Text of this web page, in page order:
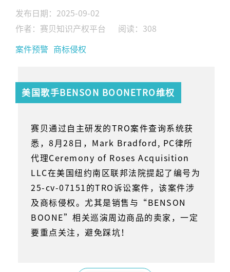
发布日期：2025-09-02
作者：赛贝知识产权平台
阅读：308
案件预警 商标侵权
美国歌手BENSON BOONETRO维权
赛贝通过自主研发的TRO案件查询系统获
悉， 8月28日， Mark Bradford, PC律所
代理Ceremony of Roses Acquisition
LLC在美国纽约南区联邦法院提起了编号为
25-cv-07151的TRO诉讼案件，该案件涉
及商标侵权。尤其是销售与 “BENSON
BOONE” 相关巡演周边商品的卖家，一定
要重点关注，避免踩坑！